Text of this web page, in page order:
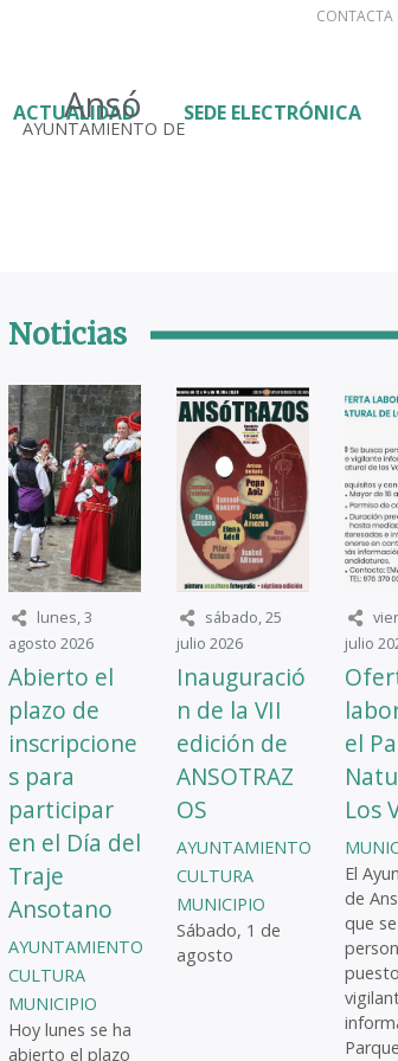
Ansó
AYUNTAMIENTO DE
ACTUALIDAD SEDE ELECTRÓNICA
Noticias
lunes, 3
agosto 2026
Abierto el
plazo de
inscripcione
s para
participar
en el Día del
Traje
Ansotano
AYUNTAMIENTO
CULTURA
MUNICIPIO
Hoy lunes se ha
abierto el plazo
sábado, 25
julio 2026
Inauguració
n de la VII
edición de
ANSOTRAZ
OS
AYUNTAMIENTO
CULTURA
MUNICIPIO
Sábado, 1 de
agosto
julio
el
Los
El
de
que